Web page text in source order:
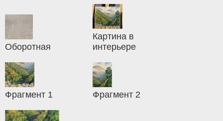
Оборотная
Картина в
интерьере
Фрагмент 1 Фрагмент 2